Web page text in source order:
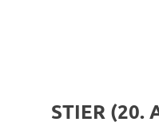
STIER (20.